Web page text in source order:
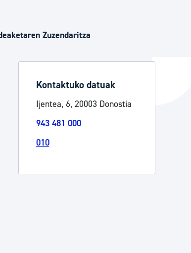
bizikidetza
Zuzendaritza
Kontaktuko datuak
Ijentea, 6, 20003 Donostia
943 481 000
010